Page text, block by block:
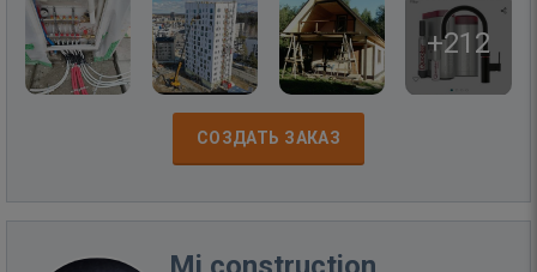
+212
СОЗДАТЬ ЗАКАЗ